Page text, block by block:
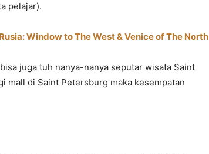
pelajar).
Window to The West & Venice of The North
juga tuh nanya-nanya seputar wisata Saint
mall di Saint Petersburg maka kesempatan